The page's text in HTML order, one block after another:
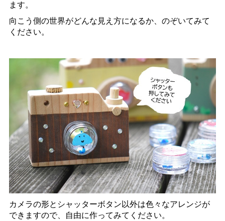
ます。
向こう側の世界がどんな見え方になるか、のぞいてみて
ください。
カメラの形とシャッターボタン以外は色々なアレンジが
できますので、自由に作ってみてください。